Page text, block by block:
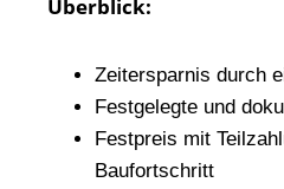
Überblick:
Zeitersparnis durch
Festgelegte und
Festpreis mit
Baufortschritt